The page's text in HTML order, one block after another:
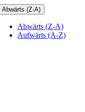
Abwärts (Z-A)
Abwärts (Z-A)
Aufwärts (A-Z)